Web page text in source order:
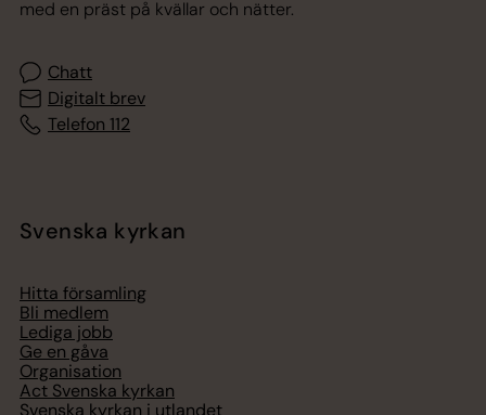
med en präst på kvällar och nätter.
Chatt
Digitalt brev
Telefon 112
Svenska kyrkan
Hitta församling
Bli medlem
Lediga jobb
Ge en gåva
Organisation
Act Svenska kyrkan
Svenska kyrkan i utlandet